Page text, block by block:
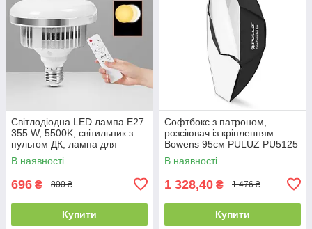
Світлодіодна LED лампа Е27
355 W, 5500K, світильник з
пультом ДК, лампа для
софтбоксу 3 кольори
В наявності
696 ₴ 800 ₴
Купити
Софтбокс з патроном,
розсіювач із кріпленням
Bowens 95см PULUZ PU5125
В наявності
1 328,40 ₴ 1 476 ₴
Купити